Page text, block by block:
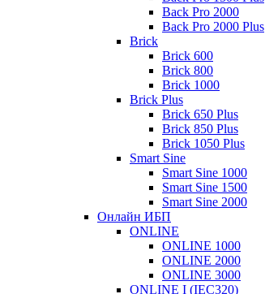
Back Pro 2000
Back Pro 2000 Plus
Brick
Brick 600
Brick 800
Brick 1000
Brick Plus
Brick 650 Plus
Brick 850 Plus
Brick 1050 Plus
Smart Sine
Smart Sine 1000
Smart Sine 1500
Smart Sine 2000
Онлайн ИБП
ONLINE
ONLINE 1000
ONLINE 2000
ONLINE 3000
ONLINE I (IEC320)